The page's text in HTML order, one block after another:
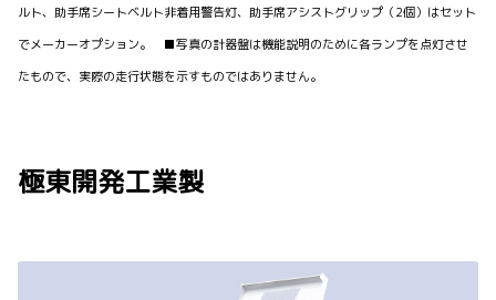
ルト、助手席シートベルト非着用警告灯、助手席アシストグリップ（2個）はセット
でメーカーオプション。 ■写真の計器盤は機能説明のために各ランプを点灯させ
たもので、実際の走行状態を示すものではありません。
極東開発工業製